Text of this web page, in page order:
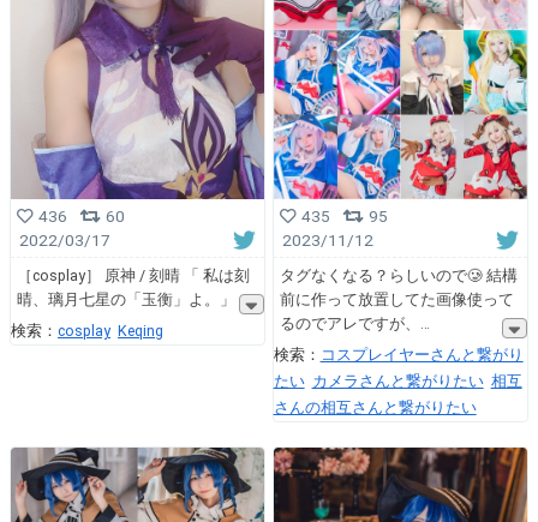
436
60
2022/03/17
［cosplay］ 原神 / 刻晴 「 私は刻
晴、璃月七星の「玉衡」よ。」
検索： cosplay Keqing
435
95
2023/11/12
タグなくなる？らしいので🥲 結構
前に作って放置してた画像使って
るのでアレですが、
検索： コスプレイヤーさんと繋がり
たい カメラさんと繋がりたい 相互
さんの相互さんと繋がりたい